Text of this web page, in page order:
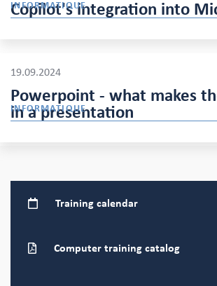
Copilot's integration into
INFORMATIQUE
19.09.2024
Powerpoint - what makes
in a presentation
INFORMATIQUE
Training calendar
Computer training catalog